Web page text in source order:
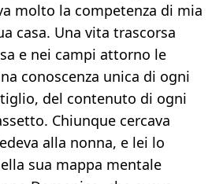
molto la competenza di mia
casa. Una vita trascorsa
e nei campi attorno le
conoscenza unica di ogni
del contenuto di ogni
Chiunque cercava
alla nonna, e lei lo
sua mappa mentale